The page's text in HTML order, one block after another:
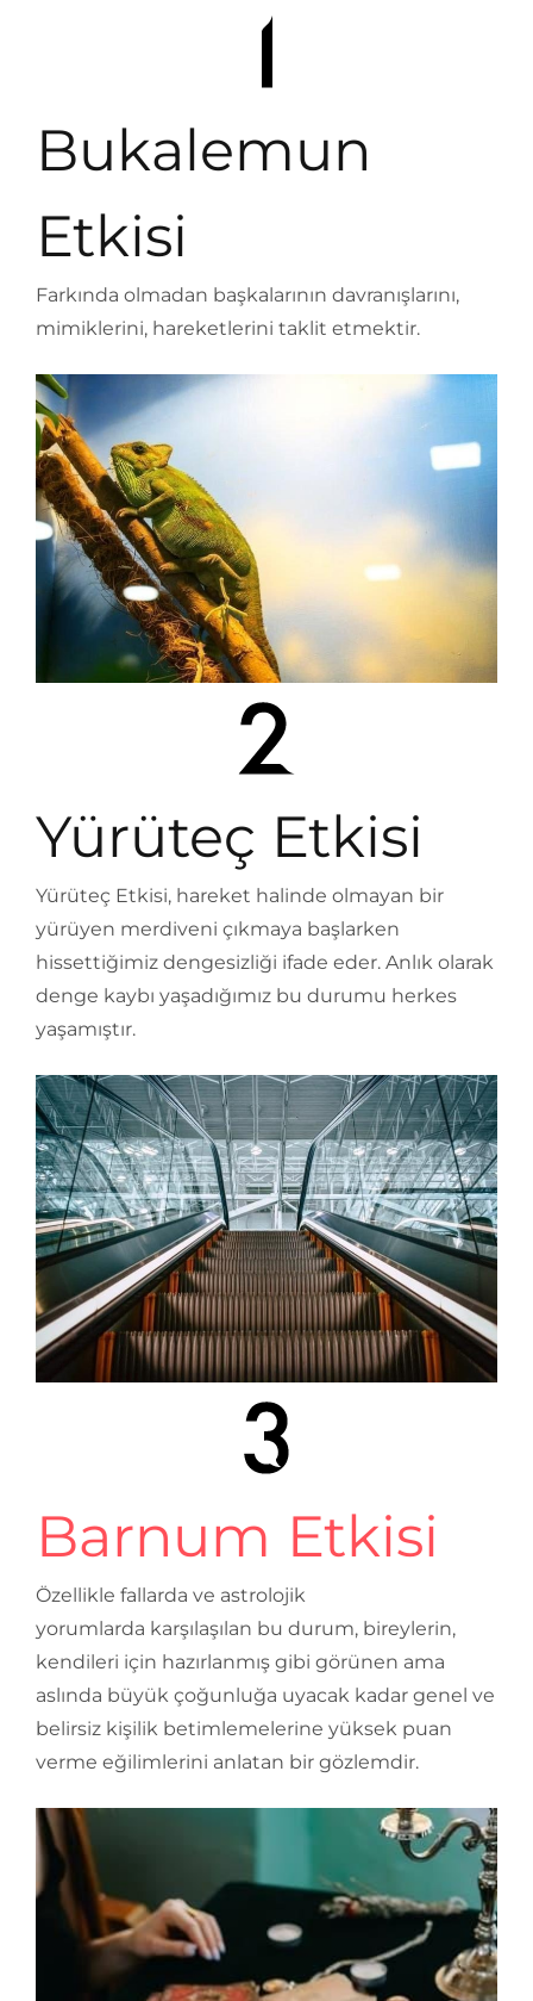
Bukalemun
Etkisi
Farkında olmadan başkalarının davranışlarını,
mimiklerini, hareketlerini taklit etmektir.
Yürüteç Etkisi
Yürüteç Etkisi, hareket halinde olmayan bir
yürüyen merdiveni çıkmaya başlarken
hissettiğimiz dengesizliği ifade eder. Anlık olarak
denge kaybı yaşadığımız bu durumu herkes
yaşamıştır.
Barnum Etkisi
Özellikle fallarda ve astrolojik
yorumlarda karşılaşılan bu durum, bireylerin,
kendileri için hazırlanmış gibi görünen ama
aslında büyük çoğunluğa uyacak kadar genel ve
belirsiz kişilik betimlemelerine yüksek puan
verme eğilimlerini anlatan bir gözlemdir.